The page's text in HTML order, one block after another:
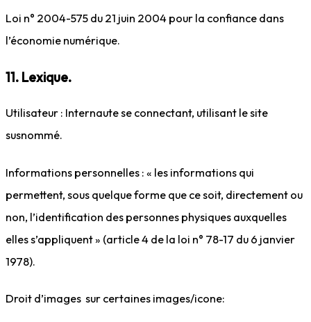
Loi n° 2004-575 du 21 juin 2004 pour la confiance dans
l’économie numérique.
11. Lexique.
Utilisateur : Internaute se connectant, utilisant le site
susnommé.
Informations personnelles : « les informations qui
permettent, sous quelque forme que ce soit, directement ou
non, l’identification des personnes physiques auxquelles
elles s’appliquent » (article 4 de la loi n° 78-17 du 6 janvier
1978).
Droit d’images sur certaines images/icone: